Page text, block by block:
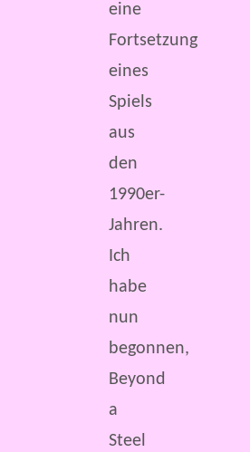
eine
Fortsetzung
eines
Spiels
aus
den
1990er-
Jahren.
Ich
habe
nun
begonnen,
Beyond
a
Steel